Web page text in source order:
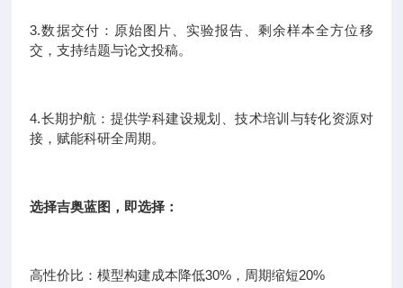
3.数据交付：原始图片、实验报告、剩余样本全方位移
交，支持结题与论文投稿。
4.长期护航：提供学科建设规划、技术培训与转化资源对
接，赋能科研全周期。
选择吉奥蓝图，即选择：
高性价比：模型构建成本降低30%，周期缩短20%